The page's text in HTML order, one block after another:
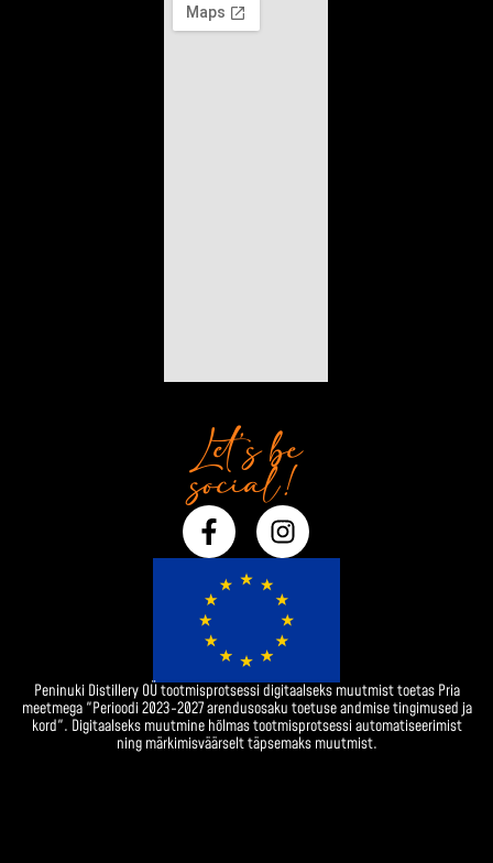
Let’s be
social!
F
a
c
e
b
o
o
k
-
f
I
n
s
t
a
g
r
a
m
Peninuki Distillery OÜ tootmisprotsessi digitaalseks muutmist toetas Pria
meetmega "Perioodi 2023-2027 arendusosaku toetuse andmise tingimused ja
kord". Digitaalseks muutmine hõlmas tootmisprotsessi automatiseerimist
ning märkimisväärselt täpsemaks muutmist.